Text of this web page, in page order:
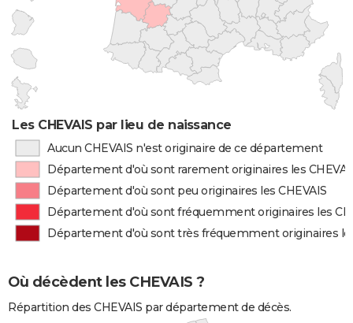
Les CHEVAIS par lieu de naissance
Aucun CHEVAIS n'est originaire de ce département
Département d'où sont rarement originaires les
Département d'où sont peu originaires les CHEVAIS
Département d'où sont fréquemment originaires les
Département d'où sont très fréquemment originaires
Où décèdent les CHEVAIS ?
Répartition des CHEVAIS par département de décès.